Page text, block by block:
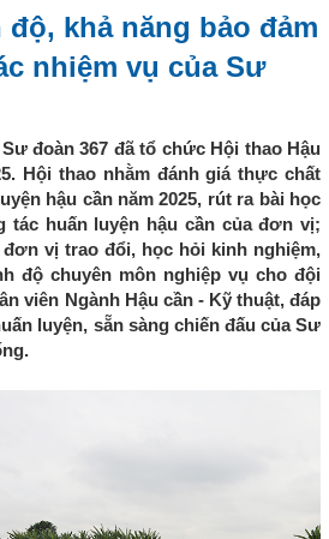
khả năng bảo đảm
nhiệm vụ của Sư
đoàn 367 đã tổ chức Hội thao Hậu
Hội thao nhằm đánh giá thực chất
hậu cần năm 2025, rút ra bài học
tác huấn luyện hậu cần của đơn vị;
vị trao đổi, học hỏi kinh nghiệm,
độ chuyên môn nghiệp vụ cho đội
viên Ngành Hậu cần - Kỹ thuật, đáp
luyện, sẵn sàng chiến đấu của Sư